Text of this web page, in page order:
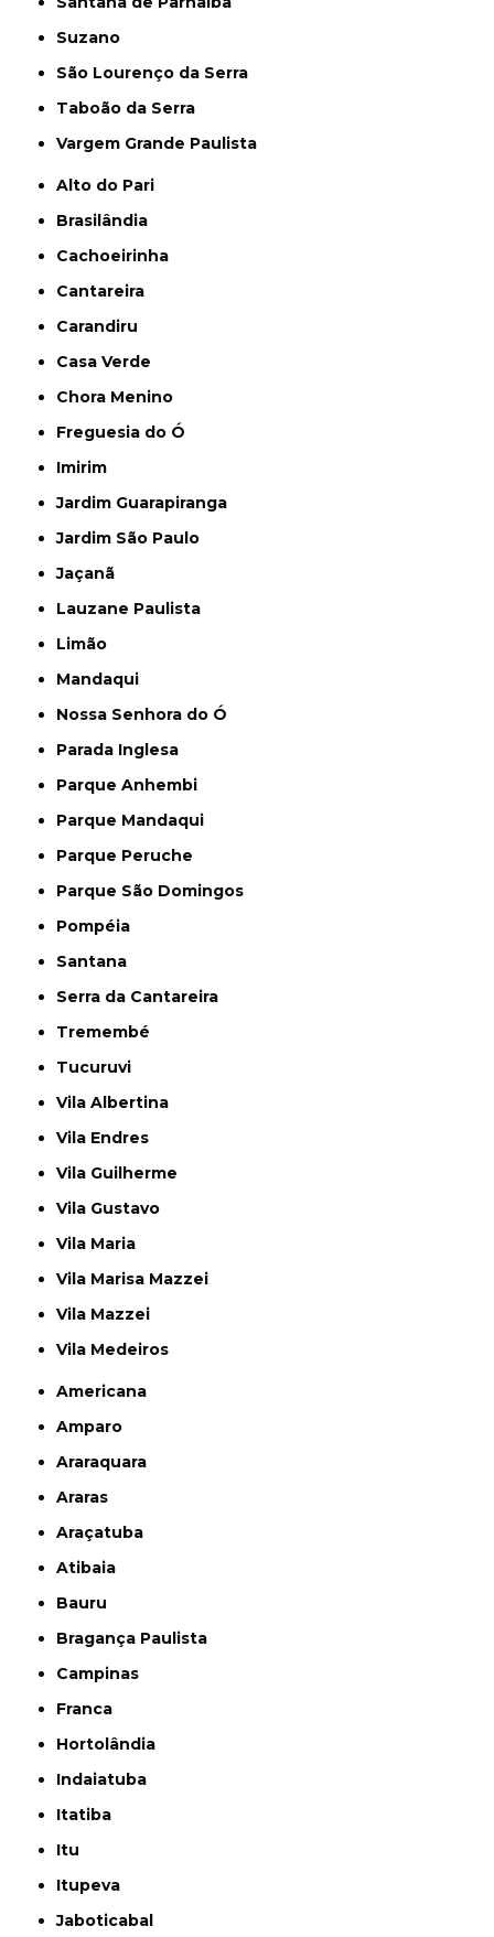
Suzano
São Lourenço da Serra
Taboão da Serra
Vargem Grande Paulista
Alto do Pari
Brasilândia
Cachoeirinha
Cantareira
Carandiru
Casa Verde
Chora Menino
Freguesia do Ó
Imirim
Jardim Guarapiranga
Jardim São Paulo
Jaçanã
Lauzane Paulista
Limão
Mandaqui
Nossa Senhora do Ó
Parada Inglesa
Parque Anhembi
Parque Mandaqui
Parque Peruche
Parque São Domingos
Pompéia
Santana
Serra da Cantareira
Tremembé
Tucuruvi
Vila Albertina
Vila Endres
Vila Guilherme
Vila Gustavo
Vila Maria
Vila Marisa Mazzei
Vila Mazzei
Vila Medeiros
Americana
Amparo
Araraquara
Araras
Araçatuba
Atibaia
Bauru
Bragança Paulista
Campinas
Franca
Hortolândia
Indaiatuba
Itatiba
Itu
Itupeva
Jaboticabal